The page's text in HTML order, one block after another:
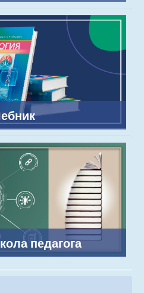
педагога